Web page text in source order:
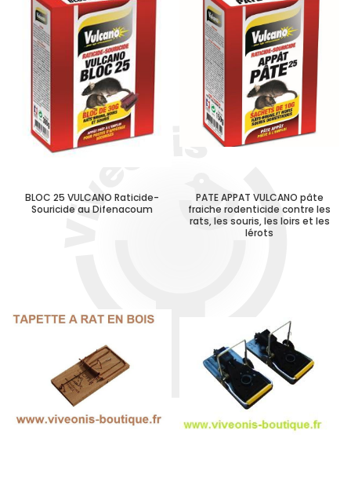
BLOC 25 VULCANO Raticide-
Souricide au Difenacoum
PATE APPAT VULCANO pâte
fraiche rodenticide contre les
rats, les souris, les loirs et les
lérots